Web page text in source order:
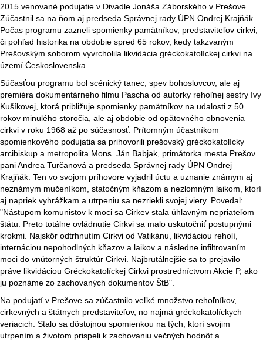
2015 venované podujatie v Divadle Jonáša Záborského v Prešove.
Zúčastnil sa na ňom aj predseda Správnej rady ÚPN Ondrej Krajňák.
Počas programu zazneli spomienky pamätníkov, predstaviteľov cirkvi,
či pohľad historika na obdobie spred 65 rokov, kedy takzvaným
Prešovským soborom vyvrcholila likvidácia gréckokatolíckej cirkvi na
území Československa.
Súčasťou programu bol scénický tanec, spev bohoslovcov, ale aj
premiéra dokumentárneho filmu Pascha od autorky rehoľnej sestry Ivy
Kušíkovej, ktorá približuje spomienky pamätníkov na udalosti z 50.
rokov minulého storočia, ale aj obdobie od opätovného obnovenia
cirkvi v roku 1968 až po súčasnosť. Prítomným účastníkom
spomienkového podujatia sa prihovorili prešovský gréckokatolícky
arcibiskup a metropolita Mons. Ján Babjak, primátorka mesta Prešov
pani Andrea Turčanová a predseda Správnej rady ÚPN Ondrej
Krajňák. Ten vo svojom príhovore vyjadril úctu a uznanie známym aj
neznámym mučeníkom, statočným kňazom a nezlomným laikom, ktorí
aj napriek vyhrážkam a utrpeniu sa nezriekli svojej viery. Povedal:
"Nástupom komunistov k moci sa Cirkev stala úhlavným nepriateľom
štátu. Preto totálne ovládnutie Cirkvi sa malo uskutočniť postupnými
krokmi. Najskôr odtrhnutím Cirkvi od Vatikánu, likvidáciou reholí,
internáciou nepohodlných kňazov a laikov a následne infiltrovaním
moci do vnútorných štruktúr Cirkvi. Najbrutálnejšie sa to prejavilo
práve likvidáciou Gréckokatolíckej Cirkvi prostredníctvom Akcie P, ako
ju poznáme zo zachovaných dokumentov ŠtB".
Na podujatí v Prešove sa zúčastnilo veľké množstvo rehoľníkov,
cirkevných a štátnych predstaviteľov, no najmä gréckokatolíckych
veriacich. Stalo sa dôstojnou spomienkou na tých, ktorí svojim
utrpením a životom prispeli k zachovaniu večných hodnôt a